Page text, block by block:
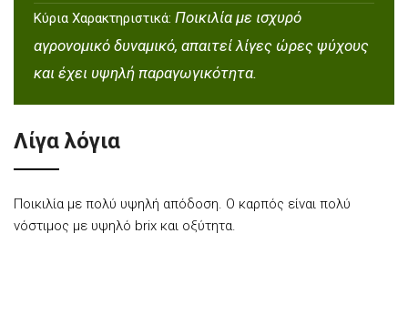
Κύρια Χαρακτηριστικά: Ποικιλία με ισχυρό
αγρονομικό δυναμικό, απαιτεί λίγες ώρες ψύχους
και έχει υψηλή παραγωγικότητα.
Λίγα λόγια
Ποικιλία με πολύ υψηλή απόδοση. Ο καρπός είναι πολύ
νόστιμος με υψηλό brix και οξύτητα.